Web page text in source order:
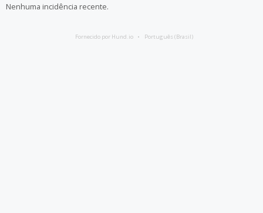
Nenhuma incidência recente.
Fornecido por Hund.io Português (Brasil)